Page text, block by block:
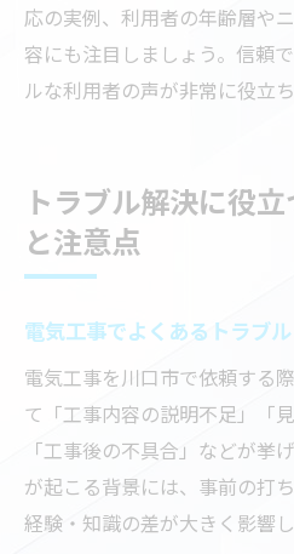
応の実例、利用者の年齢層や
容にも注目しましょう。信頼
ルな利用者の声が非常に役立ち
トラブル解決に役
と注意点
電気工事でよくあるトラブ
電気工事を川口市で依頼する
て「工事内容の説明不足」「
「工事後の不具合」などが挙
が起こる背景には、事前の打
経験・知識の差が大きく影響し